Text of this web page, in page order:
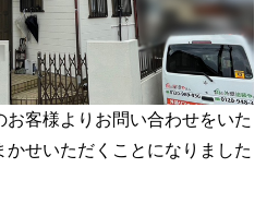
客様よりお問い合わせをいた
せいただくことになりました